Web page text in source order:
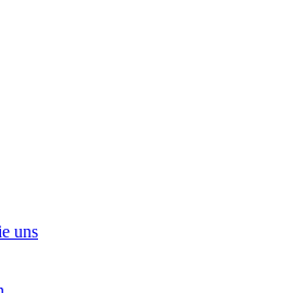
uns